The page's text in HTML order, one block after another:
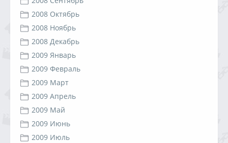
2008 Октябрь
2008 Ноябрь
2008 Декабрь
2009 Январь
2009 Февраль
2009 Март
2009 Апрель
2009 Май
2009 Июнь
2009 Июль